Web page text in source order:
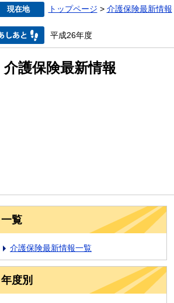
現在地 トップページ > 介護保険最新情報
平成26年度
介護保険最新情報
一覧
介護保険最新情報一覧
年度別